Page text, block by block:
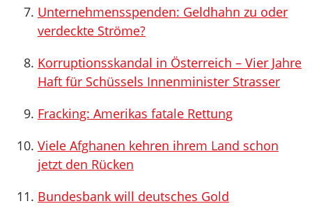
Unternehmensspenden: Geldhahn zu oder
verdeckte Ströme?
Korruptionsskandal in Österreich – Vier Jahre
Haft für Schüssels Innenminister Strasser
Fracking: Amerikas fatale Rettung
Viele Afghanen kehren ihrem Land schon
jetzt den Rücken
Bundesbank will deutsches Gold